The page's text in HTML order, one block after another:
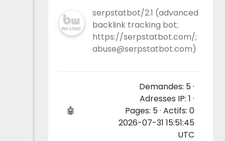
serpstatbot/2.1 (advanced
backlink tracking bot;
https://serpstatbot.com/;
abuse@serpstatbot.com)
🤖
Demandes: 5 ·
Adresses IP: 1 ·
Pages: 5 · Actifs: 0
2026-07-31 15:51:45
UTC